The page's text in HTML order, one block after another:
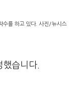
수를 하고 있다. 사진/뉴시스
습니다.